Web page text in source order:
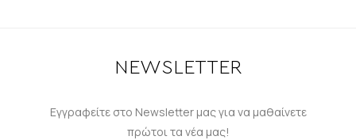
NEWSLETTER
Εγγραφείτε στο Newsletter μας για να μαθαίνετε
πρώτοι τα νέα μας!